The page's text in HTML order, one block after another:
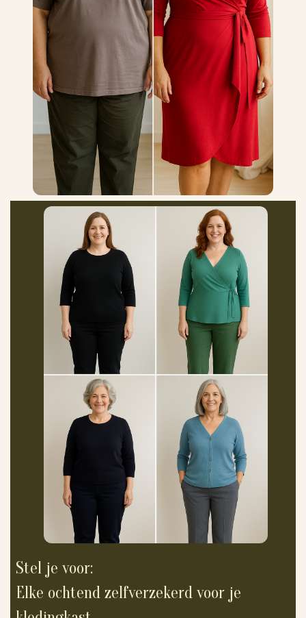
Stel je voor:
Elke ochtend zelfverzekerd voor je